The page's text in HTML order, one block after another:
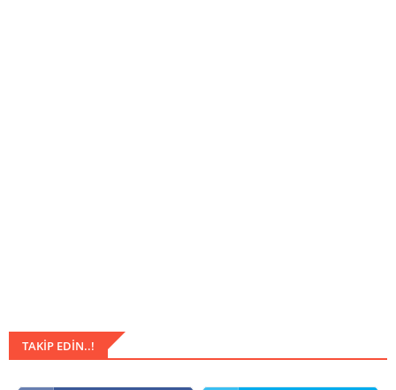
TAKIP EDIN..!